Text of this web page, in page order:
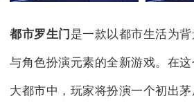
都市罗生门 是一款以都市生活为
与角色扮演元素的全新游戏。在
大都市中，玩家将扮演一个初出